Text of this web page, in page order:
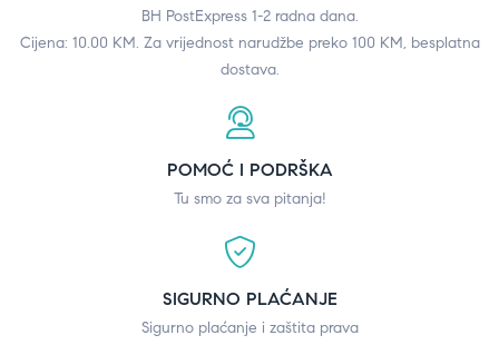
BH PostExpress 1-2 radna dana.
Cijena: 10.00 KM. Za vrijednost narudžbe preko 100 KM, besplatna
dostava.
POMOĆ I PODRŠKA
Tu smo za sva pitanja!
SIGURNO PLAĆANJE
Sigurno plaćanje i zaštita prava